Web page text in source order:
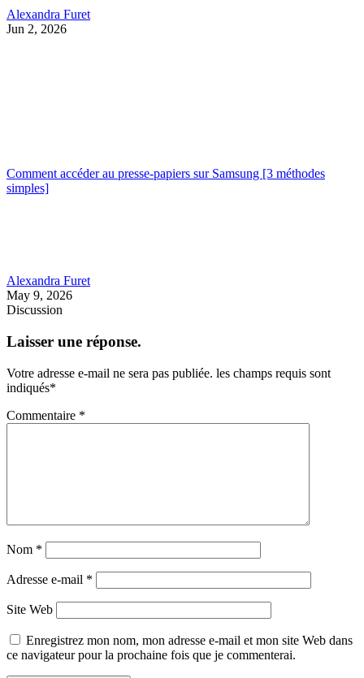
Alexandra Furet
Jun 2, 2026
Comment accéder au presse-papiers sur Samsung [3 méthodes
simples]
Alexandra Furet
May 9, 2026
Discussion
Laisser une réponse.
Votre adresse e-mail ne sera pas publiée. les champs requis sont
indiqués*
Commentaire *
Nom *
Adresse e-mail *
Site Web
Enregistrez mon nom, mon adresse e-mail et mon site Web dans
ce navigateur pour la prochaine fois que je commenterai.